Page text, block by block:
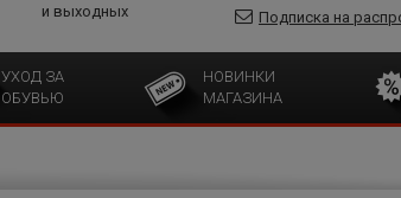
и выходных
Подписка на
УХОД ЗА
ОБУВЬЮ
НОВИНКИ
МАГАЗИНА